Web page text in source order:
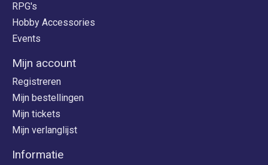
RPG's
Hobby Accessories
Events
Mijn account
Registreren
Mijn bestellingen
Mijn tickets
Mijn verlanglijst
Informatie